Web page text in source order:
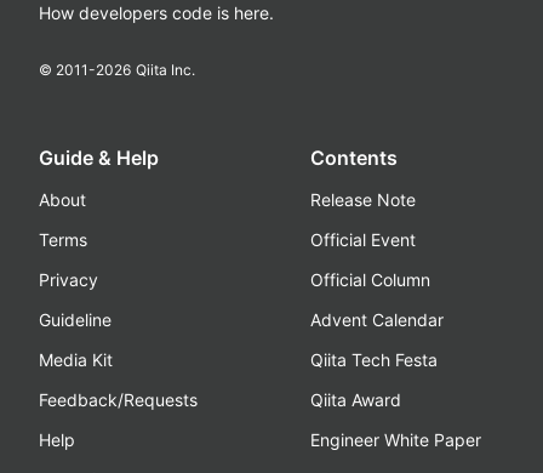
How developers code is here.
© 2011-2026 Qiita Inc.
Guide & Help
About
Terms
Privacy
Guideline
Media Kit
Feedback/Requests
Help
Contents
Release Note
Official Event
Official Column
Advent Calendar
Qiita Tech Festa
Qiita Award
Engineer White Paper